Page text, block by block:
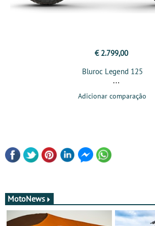
€ 2.799,00
Bluroc Legend 125
Adicionar comparação
MotoNews